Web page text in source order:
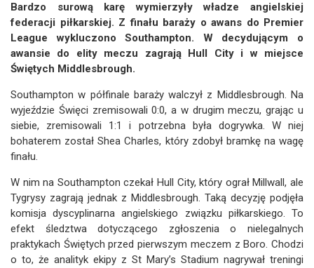
Bardzo surową karę wymierzyły władze angielskiej
federacji piłkarskiej. Z finału baraży o awans do Premier
League wykluczono Southampton. W decydującym o
awansie do elity meczu zagrają Hull City i w miejsce
Świętych Middlesbrough.
Southampton w półfinale baraży walczył z Middlesbrough. Na
wyjeździe Święci zremisowali 0:0, a w drugim meczu, grając u
siebie, zremisowali 1:1 i potrzebna była dogrywka. W niej
bohaterem został Shea Charles, który zdobył bramkę na wagę
finału.
W nim na Southampton czekał Hull City, który ograł Millwall, ale
Tygrysy zagrają jednak z Middlesbrough. Taką decyzję podjęła
komisja dyscyplinarna angielskiego związku piłkarskiego. To
efekt śledztwa dotyczącego zgłoszenia o nielegalnych
praktykach Świętych przed pierwszym meczem z Boro. Chodzi
o to, że analityk ekipy z St Mary’s Stadium nagrywał treningi